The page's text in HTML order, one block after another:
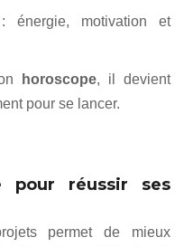
énergie, motivation et
horoscope, il devient
pour se lancer.
pour réussir ses
permet de mieux